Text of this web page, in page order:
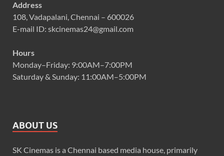
Address
108, Vadapalani, Chennai – 600026
E-mail ID: skcinemas24@gmail.com
Hours
Monday–Friday: 9:00AM–7:00PM
Saturday & Sunday: 11:00AM–5:00PM
ABOUT US
SK Cinemas is a Chennai based media house, primarily